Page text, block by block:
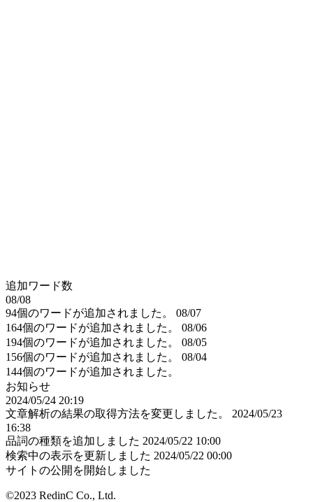
追加ワード数
08/08
94個のワードが追加されました。
08/07
164個のワードが追加されました。
08/06
194個のワードが追加されました。
08/05
156個のワードが追加されました。
08/04
144個のワードが追加されました。
お知らせ
2024/05/24 20:19
文章解析の結果の取得方法を変更しました。
2024/05/23
16:38
品詞の種類を追加しました 2024/05/22 10:00
検索中の表示を更新しました 2024/05/22 00:00
サイトの公開を開始しました
©2023 RedinC Co., Ltd.